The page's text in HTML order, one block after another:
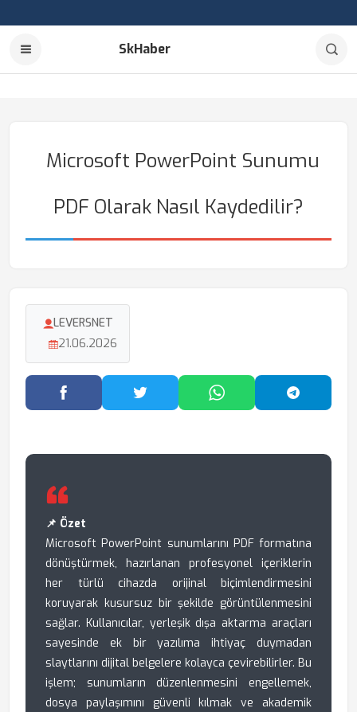
SkHaber
Microsoft PowerPoint Sunumu
PDF Olarak Nasıl Kaydedilir?
LEVERSNET
21.06.2026
Facebook'ta PaylaşTwitter'da PaylaşWhatsApp'ta Paylaş
📌 Özet
Microsoft PowerPoint sunumlarını PDF formatına
dönüştürmek, hazırlanan profesyonel içeriklerin
her türlü cihazda orijinal biçimlendirmesini
koruyarak kusursuz bir şekilde görüntülenmesini
sağlar. Kullanıcılar, yerleşik dışa aktarma araçları
sayesinde ek bir yazılıma ihtiyaç duymadan
slaytlarını dijital belgelere kolayca çevirebilirler. Bu
işlem; sunumların düzenlenmesini engellemek,
dosya paylaşımını güvenli kılmak ve akademik